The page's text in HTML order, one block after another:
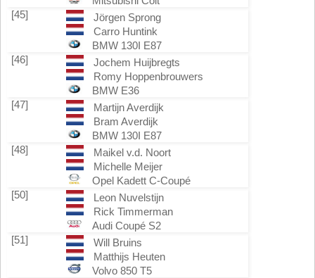
[45]
Jörgen Sprong
Carro Huntink
BMW 130I E87
[46]
Jochem Huijbregts
Romy Hoppenbrouwers
BMW E36
[47]
Martijn Averdijk
Bram Averdijk
BMW 130I E87
[48]
Maikel v.d. Noort
Michelle Meijer
Opel Kadett C-Coupé
[50]
Leon Nuvelstijn
Rick Timmerman
Audi Coupé S2
[51]
Will Bruins
Matthijs Heuten
Volvo 850 T5